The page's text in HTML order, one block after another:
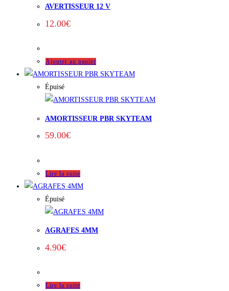
AVERTISSEUR 12 V
12.00€
Ajouter au panier
Épuisé
AMORTISSEUR PBR SKYTEAM
59.00€
Lire la suite
Épuisé
AGRAFES 4MM
4.90€
Lire la suite